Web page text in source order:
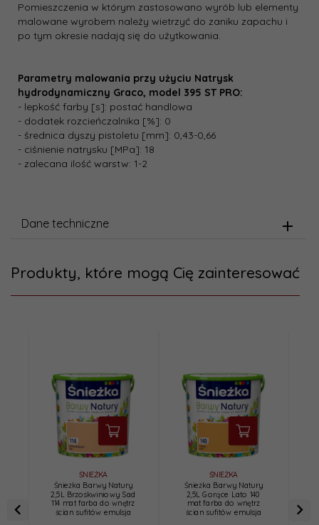
Pomieszczenia w którym zastosowano wyrób lub elementy
malowane wyrobem należy wietrzyć do zaniku zapachu i
po tym okresie nadają się do użytkowania.
Parametry malowania przy użyciu Natrysk
hydrodynamiczny Graco, model 395 ST PRO:
- lepkość farby [s]: postać handlowa
- dodatek rozcieńczalnika [%]: 0
- średnica dyszy pistoletu [mm]: 0,43-0,66
- ciśnienie natrysku [MPa]: 18
- zalecana ilość warstw: 1-2
Dane techniczne
Produkty, które mogą Cię zainteresować
ŚNIEŻKA
Śnieżka Barwy Natury
2,5L Brzoskwiniowy Sad
114 mat farba do wnętrz
ścian sufitów emulsja
ŚNIEŻKA
Śnieżka Barwy Natury
2,5L Gorące Lato 140
mat farba do wnętrz
ścian sufitów emulsja